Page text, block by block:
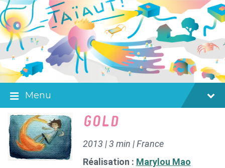
Skip
to
content
Skip
to
main
navigation
Skip
to
footer
Menu
GOLD
2013 | 3 min | France
Réalisation : Marylou Mao